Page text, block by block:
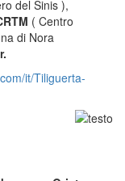
del Sinis ),
( Centro
di Nora
it/Tiliguerta-